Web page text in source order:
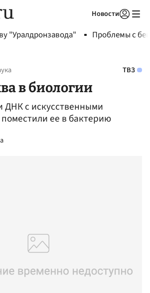
Новости
"Уралдронзавода" Проблемы с
ТВЗ
в биологии
ДНК с искусственными
ее в бактерию